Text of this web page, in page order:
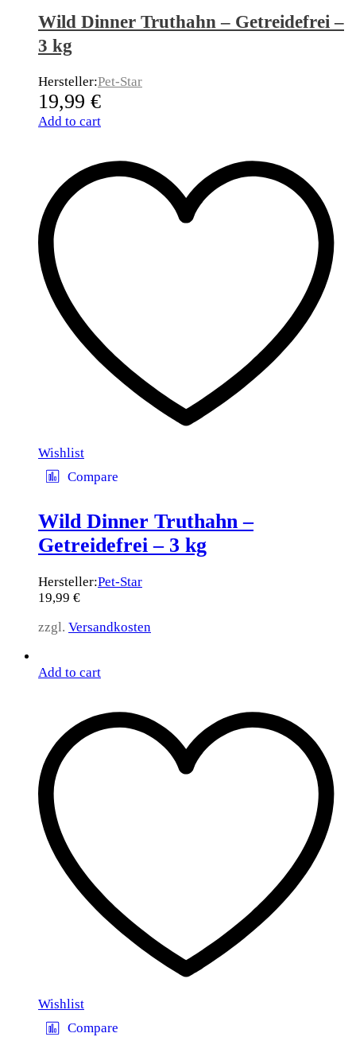
Wild Dinner Truthahn – Getreidefrei –
3 kg
Hersteller:Pet-Star
19,99 €
Add to cart
Wishlist
Compare
Wild Dinner Truthahn –
Getreidefrei – 3 kg
Hersteller:Pet-Star
19,99 €
zzgl. Versandkosten
Add to cart
Wishlist
Compare